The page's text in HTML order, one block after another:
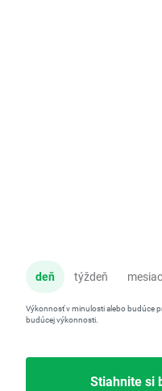
deň týždeň mesiac
Výkonnosť v minulosti alebo budúce
budúcej výkonnosti.
Stiahnite si